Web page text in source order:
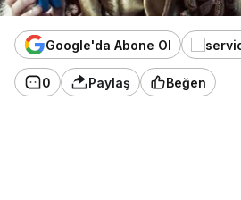
Google'da Abone Ol
0 Paylaş Beğen